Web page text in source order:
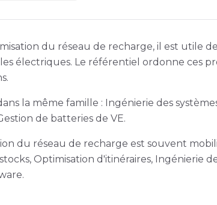
du réseau de recharge, il est utile
électriques. Le référentiel ordonne ces
la même famille : Ingénierie des
de batteries de VE.
du réseau de recharge est souvent
Optimisation d'itinéraires, Ingénierie